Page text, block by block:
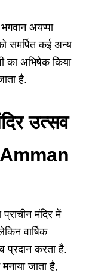
अयप्पा
समर्पित कई अन्य
का अभिषेक किया
है.
उत्सव
मंदिर में
वार्षिक
प्रदान करता है.
जाता है,